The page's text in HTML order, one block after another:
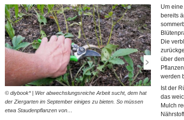
© diybook* | Wer abwechslungsreiche Arbeit sucht, dem hat
der Ziergarten im September einiges zu bieten. So müssen
etwa Staudenpflanzen von…
© diybook* |
dieser dem
Um
bereits
Die
über
werden
Ist der
das
Mulch